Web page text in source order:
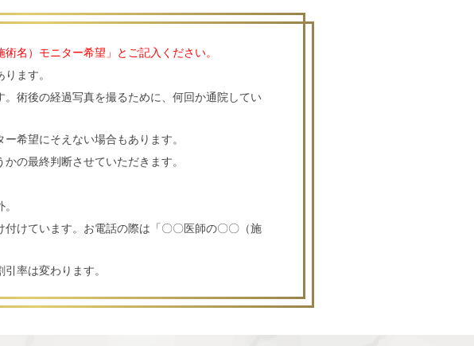
名）モニター希望」とご記入ください。
ます。
術後の経過写真を撮るために、何回か通院してい
希望にそえない場合もあります。
の最終判断させていただきます。
けています。お電話の際は「〇〇医師の〇〇（施
率は変わります。